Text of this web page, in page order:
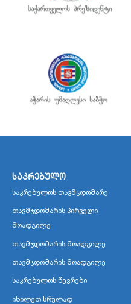
საკრებულო
საკრებულოს თავმჯდომარე
თავმჯდომარის პირველი
მოადგილე
თავმჯდომარის მოადგილე
თავმჯდომარის მოადგილე
საკრებულოს წევრები
იხილეთ სრულად